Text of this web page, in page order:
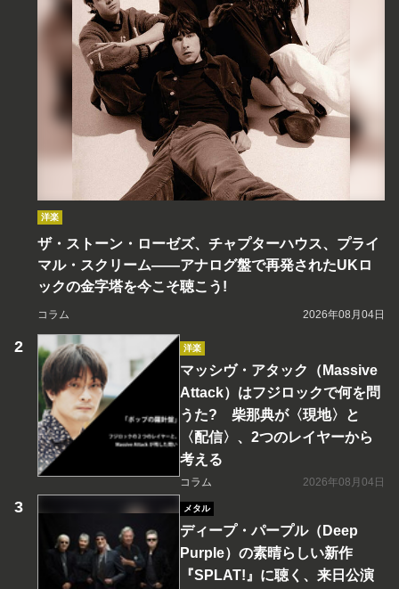
洋楽
ザ・ストーン・ローゼズ、チャプターハウス、プライ
マル・スクリーム――アナログ盤で再発されたUKロ
ックの金字塔を今こそ聴こう!
コラム 2026年08月04日
洋楽
マッシヴ・アタック（Massive
Attack）はフジロックで何を問
うた? 柴那典が〈現地〉と
〈配信〉、2つのレイヤーから
考える
コラム 2026年08月04日
メタル
ディープ・パープル（Deep
Purple）の素晴らしい新作
『SPLAT!』に聴く、来日公演